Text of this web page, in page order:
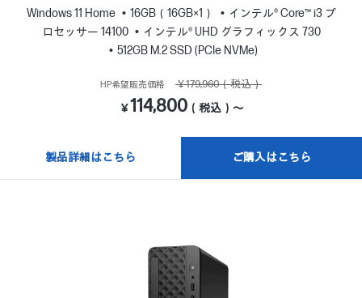
Windows 11 Home 16GB（16GB×1）
インテル® Core™ i3 プ
ロセッサー 14100
インテル® UHD グラフィックス 730
512GB M.2 SSD (PCIe NVMe)
HP希望販売価格 ￥179,960（税込）
￥114,800（税込）～
製品詳細はこちら ご購入はこちら